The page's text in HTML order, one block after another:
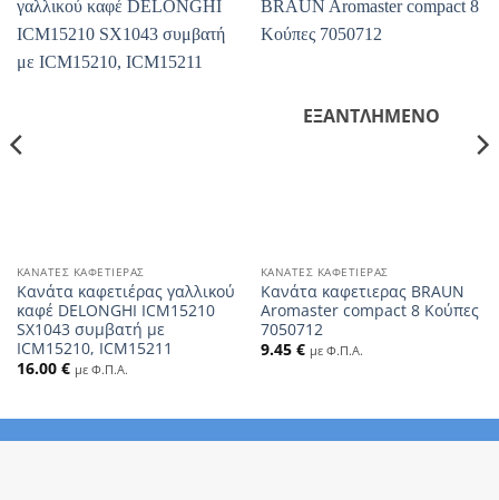
ΚΑΝΆΤΕΣ ΚΑΦΕΤΙΈΡΑΣ
Κανάτα καφετιέρας γαλλικού
καφέ DELONGHI ICM15210
SX1043 συμβατή με
ICM15210, ICM15211
16.00 € με Φ.Π.Α.
ΕΞΑΝΤΛΗΜΈΝΟ
ΚΑΝΆΤΕΣ ΚΑΦΕΤΙΈΡΑΣ
Κανάτα καφετιερας BRAUN
Aromaster compact 8 Κούπες
7050712
9.45 € με Φ.Π.Α.